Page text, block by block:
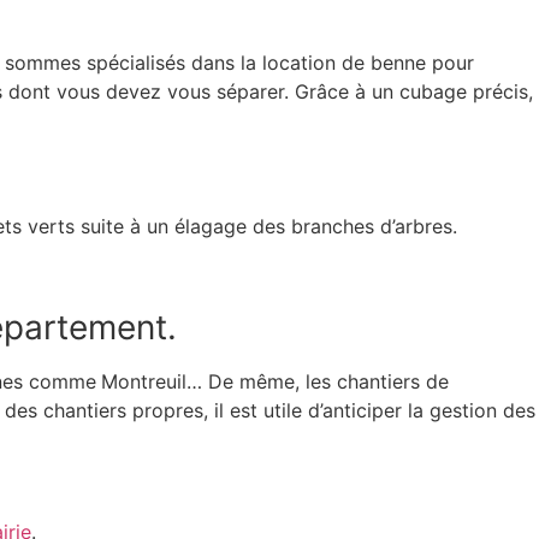
spécialisés dans la location de benne pour
vous devez vous séparer. Grâce à un cubage précis,
verts suite à un élagage des branches d’arbres.
comme Montreuil… De même, les chantiers de
chantiers propres, il est utile d’anticiper la gestion des
.